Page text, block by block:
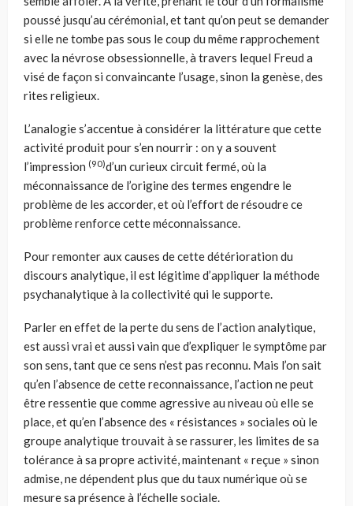
poussé jusqu’au cérémonial, et tant qu’on peut se demander
si elle ne tombe pas sous le coup du même rapprochement
avec la névrose obsessionnelle, à travers lequel Freud a
visé de façon si convaincante l’usage, sinon la genèse, des
rites religieux.
L’analogie s’accentue à considérer la littérature que cette
activité produit pour s’en nourrir : on y a souvent
l’impression (90)d’un curieux circuit fermé, où la
méconnaissance de l’origine des termes engendre le
problème de les accorder, et où l’effort de résoudre ce
problème renforce cette méconnaissance.
Pour remonter aux causes de cette détérioration du
discours analytique, il est légitime d’appliquer la méthode
psychanalytique à la collectivité qui le supporte.
Parler en effet de la perte du sens de l’action analytique,
est aussi vrai et aussi vain que d’expliquer le symptôme par
son sens, tant que ce sens n’est pas reconnu. Mais l’on sait
qu’en l’absence de cette reconnaissance, l’action ne peut
être ressentie que comme agressive au niveau où elle se
place, et qu’en l’absence des « résistances » sociales où le
groupe analytique trouvait à se rassurer, les limites de sa
tolérance à sa propre activité, maintenant « reçue » sinon
admise, ne dépendent plus que du taux numérique où se
mesure sa présence à l’échelle sociale.